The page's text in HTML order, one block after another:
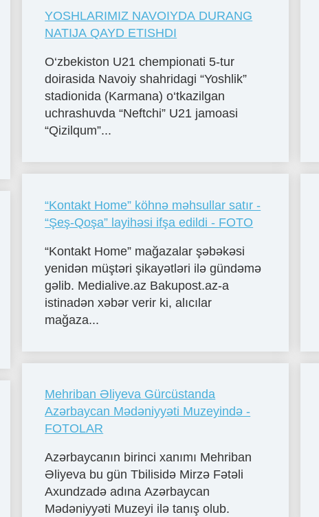
YOSHLARIMIZ NAVOIYDA DURANG
NATIJA QAYD ETISHDI
O‘zbekiston U21 chempionati 5-tur
doirasida Navoiy shahridagi “Yoshlik”
stadionida (Karmana) o‘tkazilgan
uchrashuvda “Neftchi” U21 jamoasi
“Qizilqum”...
“Kontakt Home” köhnə məhsullar satır -
“Şeş-Qoşa” layihəsi ifşa edildi - FOTO
“Kontakt Home” mağazalar şəbəkəsi
yenidən müştəri şikayətləri ilə gündəmə
gəlib. Medialive.az Bakupost.az-a
istinadən xəbər verir ki, alıcılar
mağaza...
Mehriban Əliyeva Gürcüstanda
Azərbaycan Mədəniyyəti Muzeyində -
FOTOLAR
Azərbaycanın birinci xanımı Mehriban
Əliyeva bu gün Tbilisidə Mirzə Fətəli
Axundzadə adına Azərbaycan
Mədəniyyəti Muzeyi ilə tanış olub.